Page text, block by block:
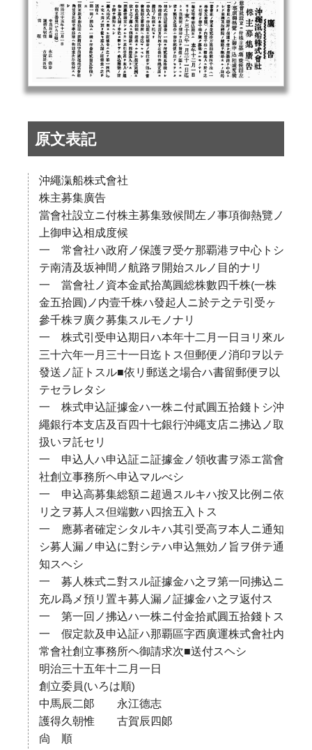
原文表記
沖繩滊船株式會社
株主募集廣告
當會社設立ニ付株主募集致候間左ノ事項御熱覽ノ
上御申込相成度候
一 常會社ハ政府ノ保護ヲ受ケ那覇港ヲ中心トシ
テ南清及坂神間ノ航路ヲ開始スルノ目的ナリ
一 當會社ノ資本金貳拾萬圓総株數四千株(一株
金五拾圓)ノ内壹千株ハ發起人ニ於テ之テ引受ヶ
參千株ヲ廣ク募集スルモノナリ
一 株式引受申込期日ハ本年十二月一日ヨリ來ル
三十六年一月三十一日迄トス但郵便ノ消印ヲ以テ
發送ノ証トスル■依リ郵送之場合ハ書留郵便ヲ以
テセラレタシ
一 株式申込証據金ハ一株ニ付貳圓五拾錢トシ沖
繩銀行本支店及百四十七銀行沖繩支店ニ拂込ノ取
扱いヲ託セリ
一 申込人ハ申込証ニ証據金ノ領收書ヲ添エ當會
社創立事務所ヘ申込マルべシ
一 申込高募集総額ニ超過スルキハ按又比例ニ依
リ之ヲ募人ス但端數ハ四捨五入トス
一 應募者確定シタルキハ其引受高ヲ本人ニ通知
シ募人漏ノ申込に對シテハ申込無効ノ旨ヲ併テ通
知スヘシ
一 募人株式ニ對スル証據金ハ之ヲ第一冋拂込ニ
充ル爲メ預リ置キ募人漏ノ証據金ハ之ヲ返付ス
一 第一回ノ拂込ハ一株ニ付金拾貳圓五拾錢トス
一 假定款及申込証ハ那覇區字西廣運株式會社内
常會社創立事務所ヘ御請求次■送付スヘシ
明治三十五年十二月一日
創立委員(いろは順)
中馬辰二郞 永江德志
護得久朝惟 古賀辰四郞
尙 順